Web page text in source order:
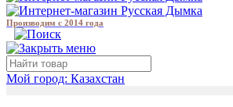
Производим с 2014 года
Мой город: Казахстан